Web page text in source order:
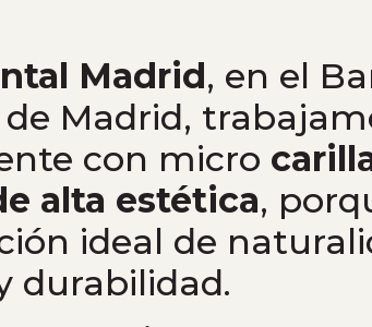
Madrid, en el
Madrid,
con micro
alta estética,
ideal de
durabilidad.